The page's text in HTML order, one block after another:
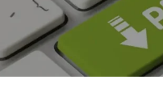
小型リフロー
せはこちら